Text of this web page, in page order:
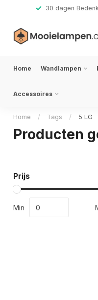
30 dagen
Home Wandlampen
Accessoires
Home / Tags / 5 LG
Producten
Prijs
Min